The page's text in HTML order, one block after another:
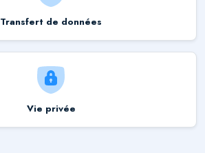
Transfert de données
Vie privée